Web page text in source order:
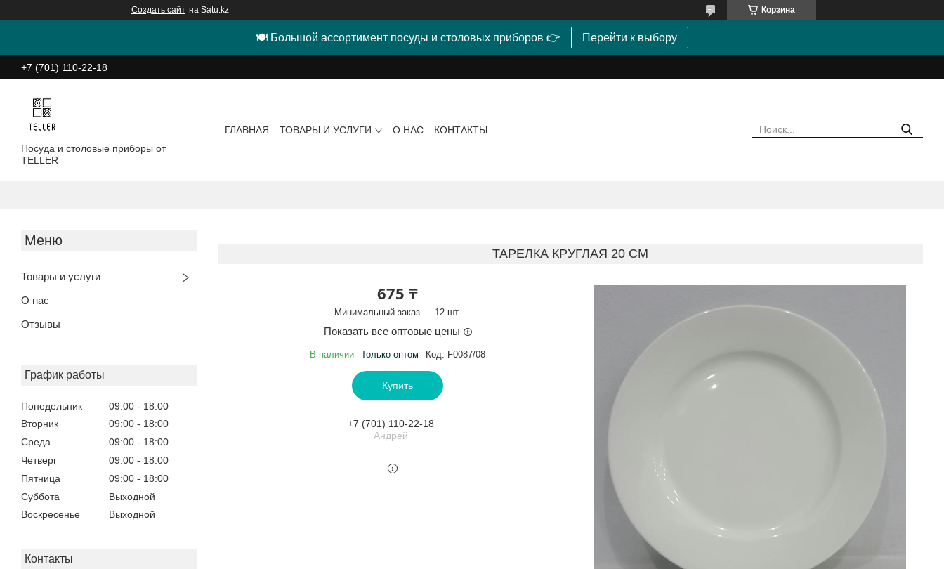
Создать сайт на Satu.kz Корзина
🍽 Большой ассортимент посуды и столовых приборов 👉 Перейти к выбору
+7 (701) 110-22-18
Посуда и столовые приборы от
TELLER
ГЛАВНАЯ ТОВАРЫ И УСЛУГИ О НАС КОНТАКТЫ
Товары и услуги
О нас
Отзывы
График работы
Понедельник 09:00
18:00
Вторник
09:00
18:00
Среда
09:00
18:00
Четверг
09:00
18:00
Пятница
09:00
18:00
Суббота
Выходной
Воскресенье
Выходной
Контакты
ТАРЕЛКА КРУГЛАЯ 20 СМ
675 ₸
Минимальный заказ — 12 шт.
Показать все оптовые цены
В наличии Только оптом Код: F0087/08
Купить
+7 (701) 110-22-18
Андрей